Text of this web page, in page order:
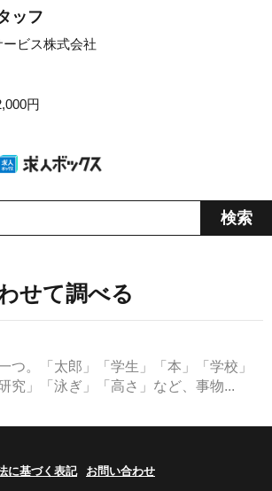
ッフ
ビス株式会社
円
せて調べる
つ。「太郎」「学生」「本」「学校」
究」「泳ぎ」「高さ」など、事物...
に基づく表記 お問い合わせ